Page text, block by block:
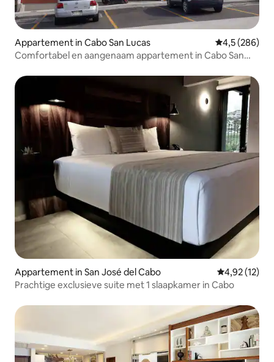
Appartement in Cabo San Lucas Gemiddelde
4,5 (286)
Comfortabel en aangenaam appartement in Cabo San
Appartement in San José del Cabo Gemiddelde
4,92 (12)
Prachtige exclusieve suite met 1 slaapkamer in Cabo